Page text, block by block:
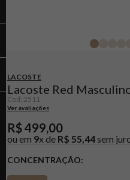
LACOSTE
Lacoste Red
Cod: 2511
Ver avaliações
R$499,00
ou em 9x de R$ 55,44 sem
CONCENTRAÇÃO